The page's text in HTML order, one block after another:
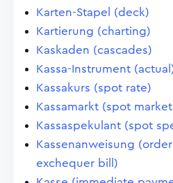
Karten-Stapel (deck)
Kartierung (charting)
Kaskaden (cascades)
Kassa-Instrument
Kassakurs (spot rate)
Kassamarkt (spot
Kassaspekulant (spot
Kassenanweisung
exchequer bill)